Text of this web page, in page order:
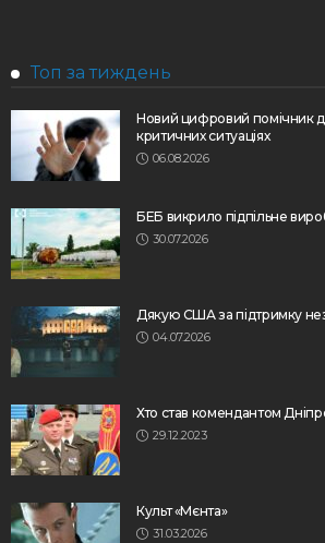
Топ за тиждень
Новий цифровий помічник
критичних ситуаціях
06.08.2026
БЕБ викрило підпільне
30.07.2026
Дякую США за підтримку
04.07.2026
Хто став комендантом
29.12.2023
Культ «Мєнта»
31.03.2026